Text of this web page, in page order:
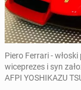
Piero Ferrari -
wiceprezes i syn
AFPI YOSHIKAZU